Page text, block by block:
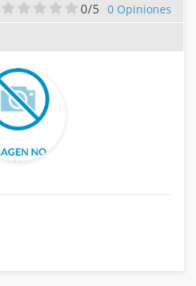
0/5 0 Opiniones